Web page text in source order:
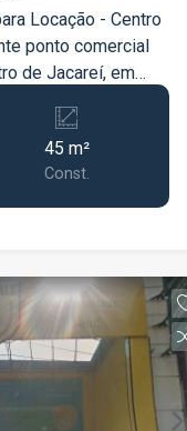
Locação - Centro
de Jacareí, em
e alta
diversos tipos
de serviços. O
com espaço bem
oferecendo
a comércios,
transporte público,
de pessoas
Ótima
busca um
localizado e com
45 m²
Const.